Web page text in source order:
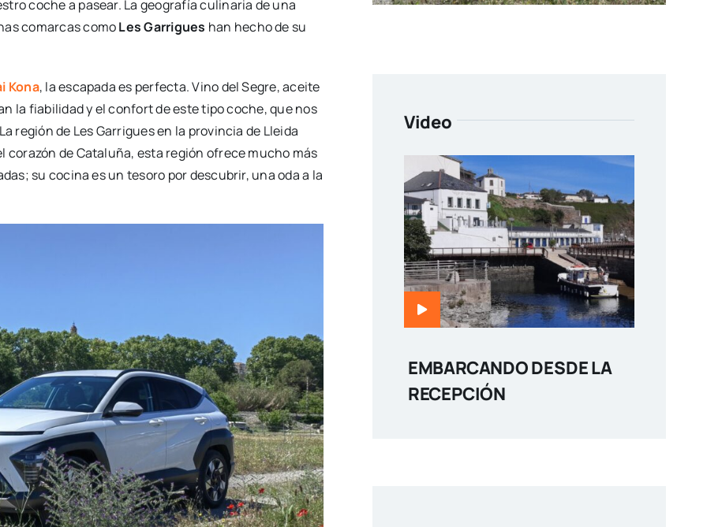
coche a pasear. La geografía culinaria de una
comarcas comoLes Garrigues han hecho de su
Kona, la escapada es perfecta. Vino del Segre, aceite
la fiabilidad y el confort de este tipo coche, que nos
región de Les Garrigues en la provincia de Lleida
de Cataluña, esta región ofrece mucho más
su cocina es un tesoro por descubrir, una oda a la
Video
EMBARCANDO DESDE LA
RECEPCIÓN